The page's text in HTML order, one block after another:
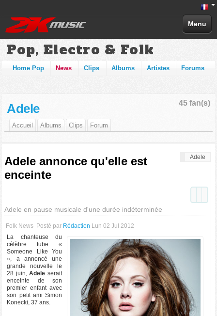
Menu
Pop, Electro & Folk
Home Pop News Clips Albums Artistes Forums
45 fan(s)
Adele
Accueil Albums Clips Forum
Adele
Adele annonce qu'elle est
enceinte
Adele en pause musicale d'une durée indéterminée
Folk News Posté par Rédaction Lun 02 Jul 2012
La chanteuse du
célèbre tube «
Someone Like You
», a annoncé une
grande nouvelle le
28 juin,Adele serait
enceinte de son
premier enfant avec
son petit ami Simon
Konecki, 37 ans.